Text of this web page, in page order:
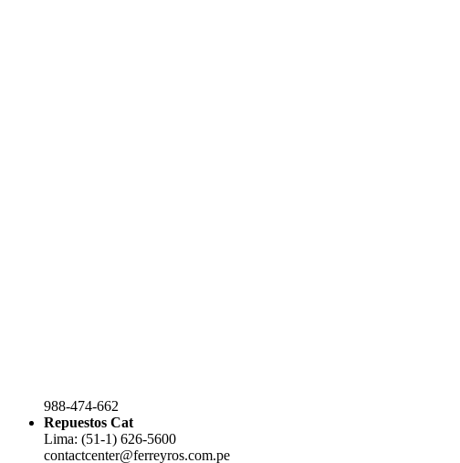
988-474-662
Repuestos Cat
Lima: (51-1) 626-5600
contactcenter@ferreyros.com.pe